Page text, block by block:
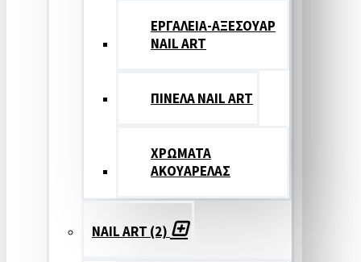
ΕΡΓΑΛΕΙΑ-ΑΞΕΣΟΥΑΡ
NAIL ART
ΠΙΝΕΛΑ NAIL ART
ΧΡΩΜΑΤΑ
ΑΚΟΥΑΡΕΛΑΣ
NAIL ART (2)